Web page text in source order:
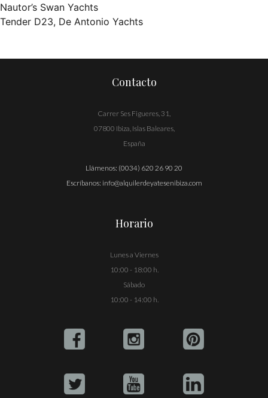
Navegación
entradas
Nautor’s Swan Yachts
Tender D23, De Antonio Yachts
Contacto
Carrer Ses Figueres, 31,
07800 Ibiza, Islas Baleares,
España
Llámenos: (0034) 620 26 90 20
Escríbanos: info@alquilerdeyatesenibiza.com
Horario
Lunes a Viernes
10:00 - 18:00 h.
Sábado
10:00 - 14:00 h.